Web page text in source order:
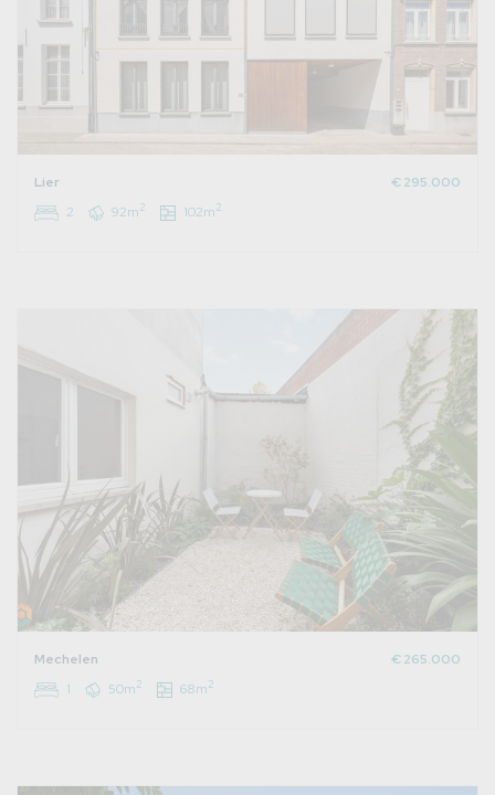
Lier
€ 295.000
2
92m2 102m2
Mechelen
€ 265.000
1
50m2 68m2